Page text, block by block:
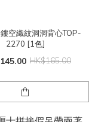
空織紋洞洞背心TOP-
2270 [1色]
HK$165.00